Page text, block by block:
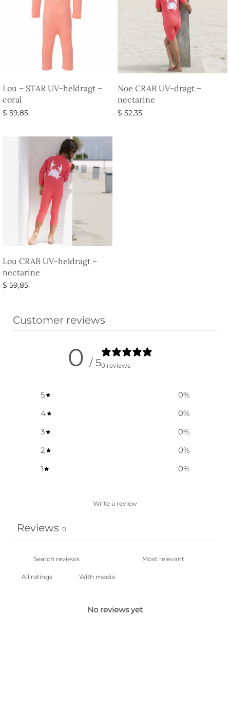
Lou – STAR UV-heldragt –
coral
$ 59,85
Noe CRAB UV-dragt –
nectarine
$ 52,35
Lou CRAB UV-heldragt –
nectarine
$ 59,85
Customer reviews
0 / 50 reviews
5 0%
4
0%
3
0%
2
0%
1
0%
Write a review
Reviews 0
With media
No reviews yet